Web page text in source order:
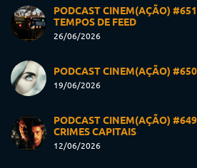
PODCAST CINEM(AÇÃO)
TEMPOS DE FEED
26/06/2026
PODCAST CINEM(AÇÃO)
19/06/2026
PODCAST CINEM(AÇÃO)
CRIMES CAPITAIS
12/06/2026